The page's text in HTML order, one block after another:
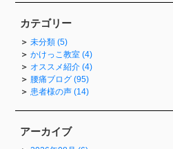
カテゴリー
未分類 (5)
かけっこ教室 (4)
オススメ紹介 (4)
腰痛ブログ (95)
患者様の声 (14)
アーカイブ